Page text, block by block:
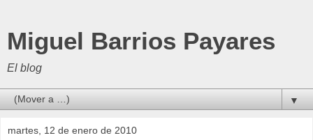
Miguel Barrios Payares
El blog
▼
martes, 12 de enero de 2010